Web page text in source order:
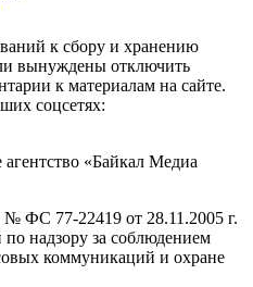
к сбору и хранению
вынуждены отключить
к материалам на сайте.
соцсетях:
«Байкал Медиа
ФС 77-22419 от 28.11.2005 г.
надзору за соблюдением
коммуникаций и охране